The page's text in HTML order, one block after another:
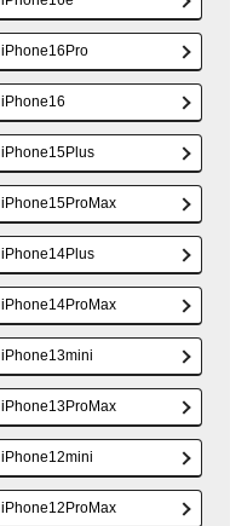
iPhone16Pro
iPhone16
iPhone15Plus
iPhone15ProMax
iPhone14Plus
iPhone14ProMax
iPhone13mini
iPhone13ProMax
iPhone12mini
iPhone12ProMax